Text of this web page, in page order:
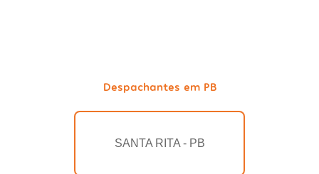
Despachantes em PB
SANTA RITA - PB